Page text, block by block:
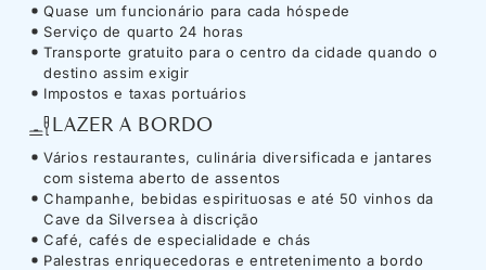
Quase um funcionário para cada hóspede
Serviço de quarto 24 horas
Transporte gratuito para o centro da cidade quando o
destino assim exigir
Impostos e taxas portuários
LAZER A BORDO
Vários restaurantes, culinária diversificada e jantares
com sistema aberto de assentos
Champanhe, bebidas espirituosas e até 50 vinhos da
Cave da Silversea à discrição
Café, cafés de especialidade e chás
Palestras enriquecedoras e entretenimento a bordo